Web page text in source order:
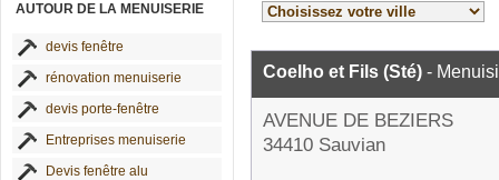
AUTOUR DE LA MENUISERIE
devis fenêtre
rénovation menuiserie
devis porte-fenêtre
Entreprises menuiserie
Devis fenêtre alu
Coelho et Fils (Sté) -
AVENUE DE BEZIERS
34410 Sauvian